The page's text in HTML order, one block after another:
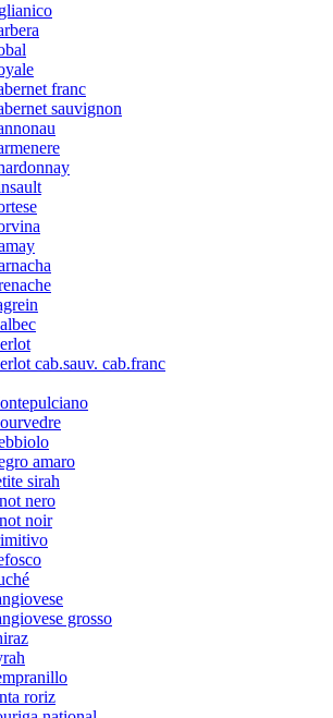
franc
sauvignon
cab.sauv. cab.franc
amaro
sirah
nero
noir
grosso
roriz